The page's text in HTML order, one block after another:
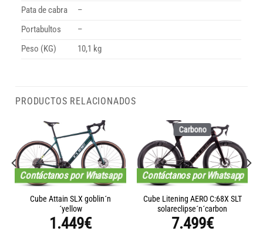
Pata de cabra
–
Portabultos
–
Peso (KG)
10,1 kg
PRODUCTOS RELACIONADOS
Contáctanos por Whatsapp
Cube Attain SLX goblin´n
´yellow
1.449€
Carbono
Contáctanos por Whatsapp
Cube Litening AERO C:68X SLT
solareclipse´n´carbon
7.499€